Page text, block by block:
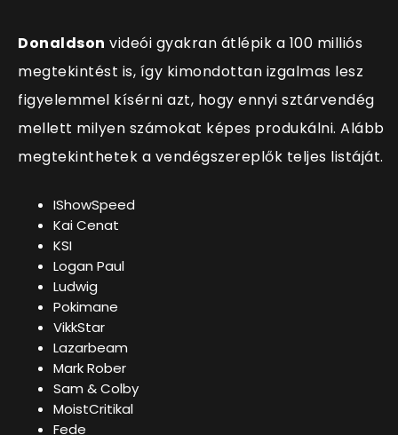
Donaldson videói gyakran átlépik a 100 milliós
megtekintést is, így kimondottan izgalmas lesz
figyelemmel kísérni azt, hogy ennyi sztárvendég
mellett milyen számokat képes produkálni. Alább
megtekinthetek a vendégszereplők teljes listáját.
IShowSpeed
Kai Cenat
KSI
Logan Paul
Ludwig
Pokimane
VikkStar
Lazarbeam
Mark Rober
Sam & Colby
MoistCritikal
Fede